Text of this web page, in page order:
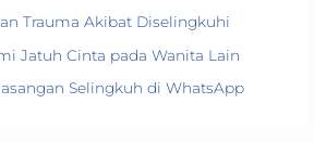
Trauma Akibat Diselingkuhi
Jatuh Cinta pada Wanita Lain
Selingkuh di WhatsApp